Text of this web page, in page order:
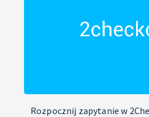
Rozpocznij zapytanie w